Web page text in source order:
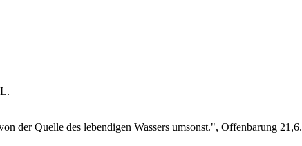
.
der Quelle des lebendigen Wassers umsonst.", Offenbarung 21,6.